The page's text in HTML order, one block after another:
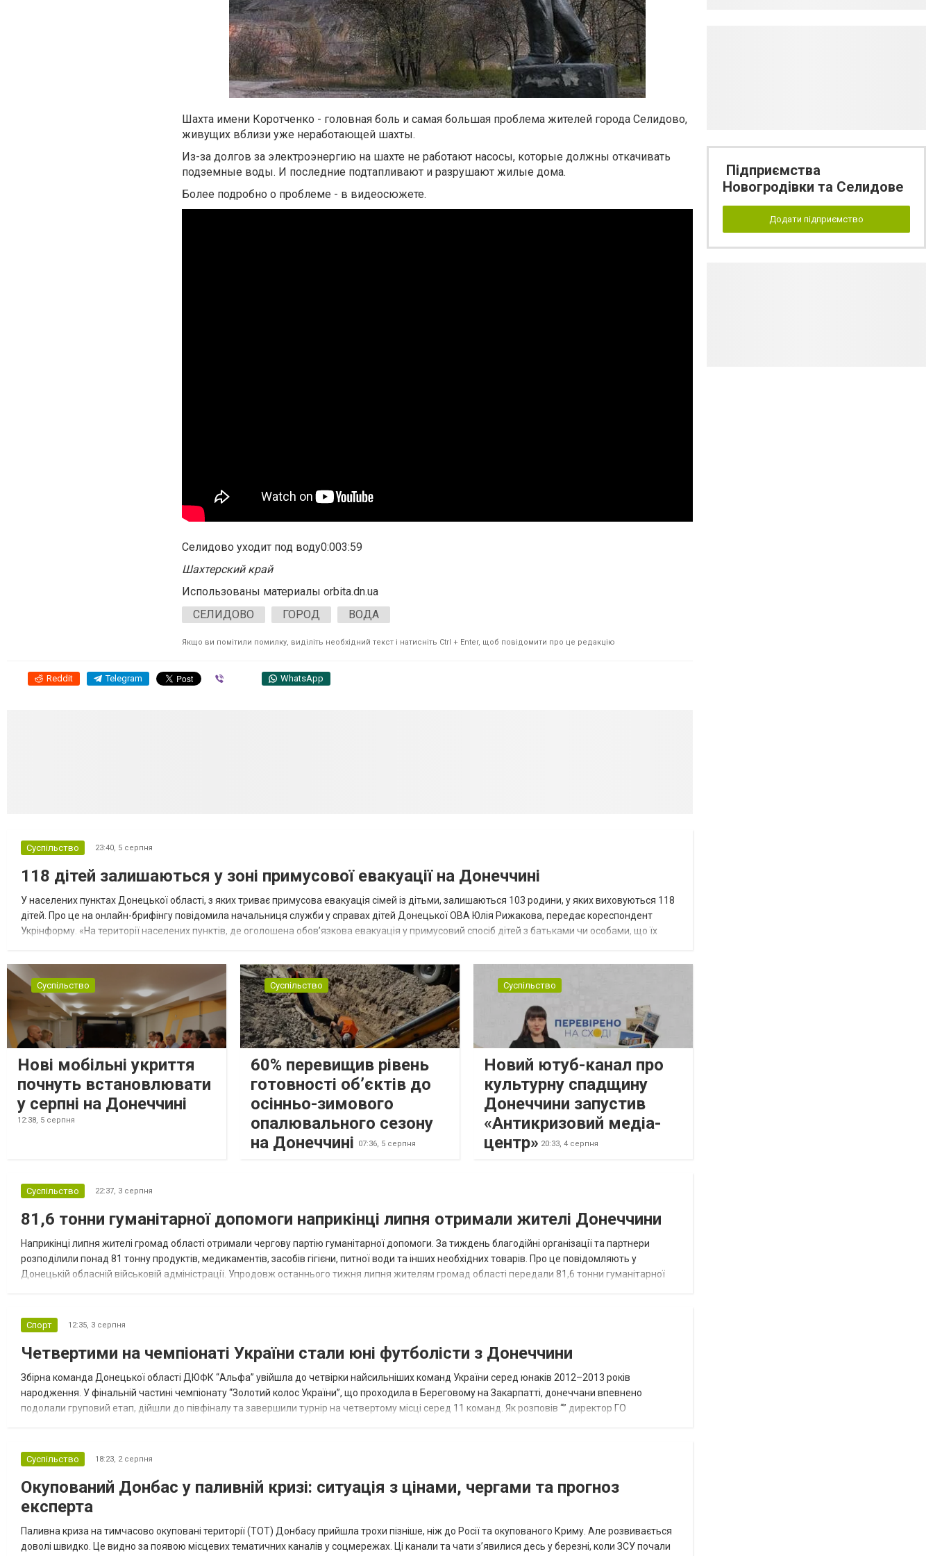
Шахта имени Коротченко - головная боль и самая большая проблема жителей города Селидово,
живущих вблизи уже неработающей шахты.
Из-за долгов за электроэнергию на шахте не работают насосы, которые должны откачивать
подземные воды. И последние подтапливают и разрушают жилые дома.
Более подробно о проблеме - в видеосюжете.
Селидово уходит под воду0:003:59
Шахтерский край
Использованы материалы orbita.dn.ua
СЕЛИДОВО
ГОРОД ВОДА
Якщо ви помітили помилку, виділіть необхідний текст і натисніть Ctrl + Enter, щоб повідомити про це редакцію
Reddit Telegram WhatsApp
Суспільство 23:40, 5 серпня
118 дітей залишаються у зоні примусової евакуації на Донеччині
У населених пунктах Донецької області, з яких триває примусова евакуація сімей із дітьми, залишаються 103 родини, у яких виховуються 118
дітей. Про це на онлайн-брифінгу повідомила начальниця служби у справах дітей Донецької ОВА Юлія Рижакова, передає кореспондент
Укрінформу. «На території населених пунктів, де оголошена обов’язкова евакуація у примусовий спосіб дітей з батьками чи особами, що їх
Суспільство
Нові мобільні укриття
почнуть встановлювати
у серпні на Донеччині
12:38, 5 серпня
Суспільство
60% перевищив рівень
готовності об’єктів до
осінньо-зимового
опалювального сезону
на Донеччині
07:36, 5 серпня
Суспільство
Новий ютуб-канал про
культурну спадщину
Донеччини запустив
«Антикризовий медіа-
центр» 20:33, 4 серпня
Суспільство 22:37, 3 серпня
81,6 тонни гуманітарної допомоги наприкінці липня отримали жителі Донеччини
Наприкінці липня жителі громад області отримали чергову партію гуманітарної допомоги. За тиждень благодійні організації та партнери
розподілили понад 81 тонну продуктів, медикаментів, засобів гігієни, питної води та інших необхідних товарів. Про це повідомляють у
Донецькій обласній військовій адміністрації. Упродовж останнього тижня липня жителям громад області передали 81,6 тонни гуманітарної
Спорт 12:35, 3 серпня
Четвертими на чемпіонаті України стали юні футболісти з Донеччини
Збірна команда Донецької області ДЮФК “Альфа” увійшла до четвірки найсильніших команд України серед юнаків 2012–2013 років
народження. У фінальній частині чемпіонату “Золотий колос України”, що проходила в Береговому на Закарпатті, донеччани впевнено
подолали груповий етап, дійшли до півфіналу та завершили турнір на четвертому місці серед 11 команд. Як розповів “” директор ГО
Суспільство 18:23, 2 серпня
Окупований Донбас у паливній кризі: ситуація з цінами, чергами та прогноз
експерта
Паливна криза на тимчасово окуповані території (ТОТ) Донбасу прийшла трохи пізніше, ніж до Росії та окупованого Криму. Але розвивається
доволі швидко. Це видно за появою місцевих тематичних каналів у соцмережах. Ці канали та чати з’явилися десь у березні, коли ЗСУ почали
Підприємства
Новогродівки та Селидове
Додати підприємство